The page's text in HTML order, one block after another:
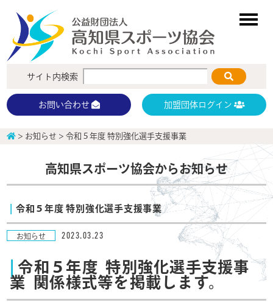
サイト内検索
お問い合わせ 加盟団体ログイン
> お知らせ >令和５年度 特別強化選手支援事業
高知県スポーツ協会からお知らせ
令和５年度 特別強化選手支援事業
お知らせ 2023.03.23
令和５年度 特別強化選手支援事
業 関係様式等を掲載します。